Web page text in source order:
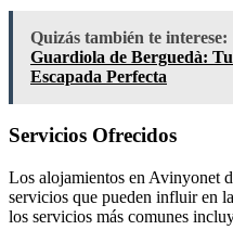
Quizás también te interese:
Guardiola de Berguedà:
Escapada Perfecta
Servicios Ofrecidos
Los alojamientos en Avinyonet
servicios que pueden influir en
los servicios más comunes